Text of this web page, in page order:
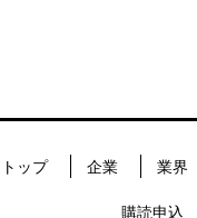
トップ 企業 業界
購読申込